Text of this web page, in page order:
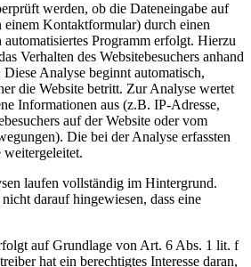
werden, ob die Dateneingabe auf
einem Kontaktformular) durch einen
Programm erfolgt. Hierzu
Verhalten des Websitebesuchers anhand
Analyse beginnt automatisch,
die Website betritt. Zur Analyse wertet
Informationen aus (z.B. IP-Adresse,
auf der Website oder vom
Die bei der Analyse erfassten
laufen vollständig im Hintergrund.
darauf hingewiesen, dass eine
auf Grundlage von Art. 6 Abs. 1 lit. f
hat ein berechtigtes Interesse daran,